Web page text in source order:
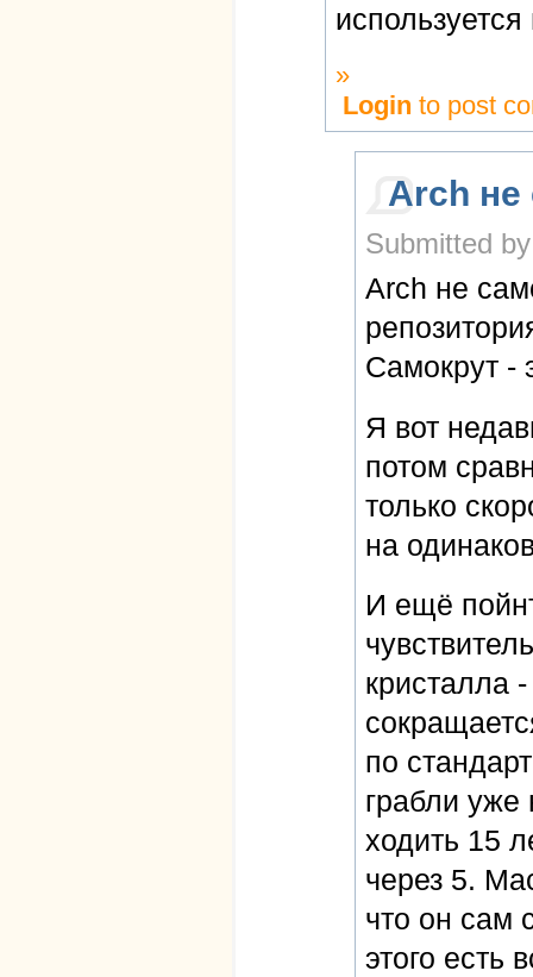
»
Login to post
Arch не
Submitted
Arch не
Самокрут -
Я вот
потом
только
на
И ещё
кристалла
по
грабли
ходить 15
через 5.
что он сам
этого есть